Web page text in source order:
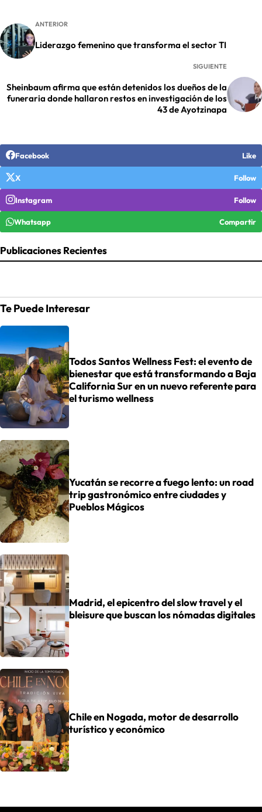
ANTERIOR
Liderazgo femenino que transforma el sector TI
SIGUIENTE
Sheinbaum afirma que están detenidos los dueños de la
funeraria donde hallaron restos en investigación de los
43 de Ayotzinapa
Facebook Like
X Follow
Instagram Follow
Whatsapp Compartir
Publicaciones Recientes
Te Puede Interesar
Todos Santos Wellness Fest: el evento de
bienestar que está transformando a Baja
California Sur en un nuevo referente para
el turismo wellness
Yucatán se recorre a fuego lento: un road
trip gastronómico entre ciudades y
Pueblos Mágicos
Madrid, el epicentro del slow travel y el
bleisure que buscan los nómadas digitales
Chile en Nogada, motor de desarrollo
turístico y económico